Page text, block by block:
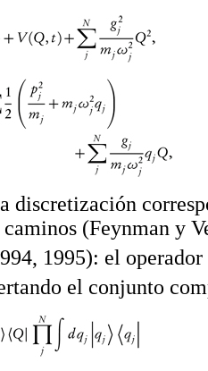
discretización
(Feynman y
1995): el
el conjunto